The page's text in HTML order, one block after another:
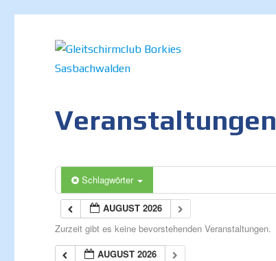
Veranstaltungen
Schlagwörter
AUGUST 2026
Zurzeit gibt es keine bevorstehenden Veranstaltungen.
AUGUST 2026